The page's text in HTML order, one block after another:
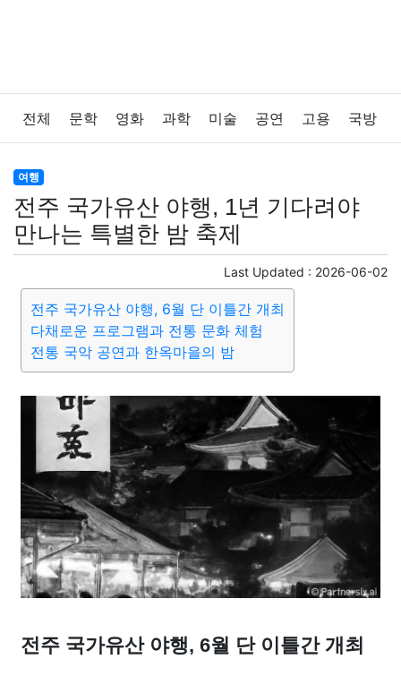
전체 문학 영화 과학 미술 공연 고용 국방
법률
보건 질병 가요 방송 일상 주식 암호화폐
반려동물 패션 미용
증권 인테리어 요리 상품리뷰 원예
게임 스포츠 사진 대출 자동차
IT 컴퓨터 기술 사회
의학 경제 마케팅 부동산 외국어 교육
교통 생활 기타
여행
전주 국가유산 야행, 1년 기다려야
만나는 특별한 밤 축제
Last Updated : 2026-06-02
전주 국가유산 야행, 6월 단 이틀간 개최
다채로운 프로그램과 전통 문화 체험
전통 국악 공연과 한옥마을의 밤
전주 국가유산 야행, 6월 단 이틀간 개최